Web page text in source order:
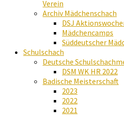
Verein
Archiv Mädchenschach
DSJ
Mädchencamps
Süddeutscher
Schulschach
Deutsche
DSM WK HR 2022
Badische Meisterschaft
2023
2022
2021